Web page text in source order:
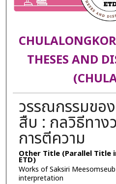
THESES AND
วรรณกรรมขอ
สืบ : กลวิธีทา
การตีความ
Other Title (Parallel Title
ETD)
Works of Saksiri
interpretation